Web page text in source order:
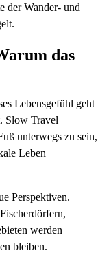
der Wander- und
das
Lebensgefühl geht
Slow Travel
unterwegs zu sein,
Leben
Perspektiven.
werden
bleiben.